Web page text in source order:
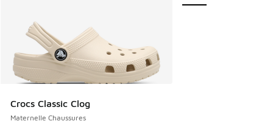
Crocs Classic Clog
Maternelle Chaussures